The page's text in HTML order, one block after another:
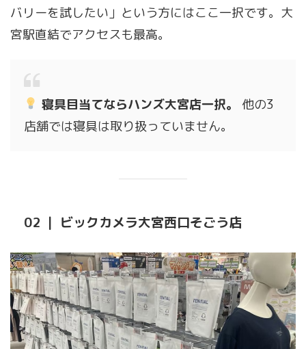
バリーを試したい」という方にはここ一択です。大
宮駅直結でアクセスも最高。
寝具目当てならハンズ大宮店一択。
他の3
店舗では寝具は取り扱っていません。
02 ｜ ビックカメラ大宮西口そごう店